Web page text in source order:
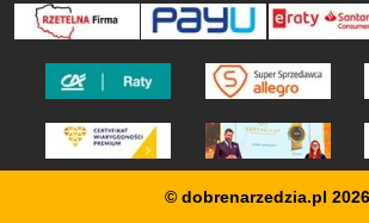
© dobrenarzedzia.pl 2026